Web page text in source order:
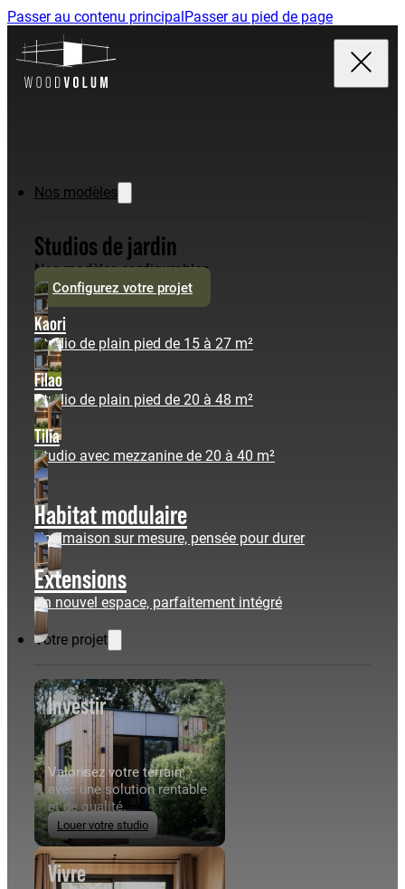
Passer au contenu principalPasser au pied de page
Nos modèles
Studios de jardin
Nos modèles configurables
Configurez votre projet
Kaori
Studio de plain pied de 15 à 27 m²
Filao
Studio de plain pied de 20 à 48 m²
Tilia
Studio avec mezzanine de 20 à 40 m²
Habitat modulaire
Une maison sur mesure, pensée pour durer
Extensions
Un nouvel espace, parfaitement intégré
Votre projet
Investir
Valorisez votre terrain
avec une solution rentable
et de qualité.
Louer votre studio
Vivre